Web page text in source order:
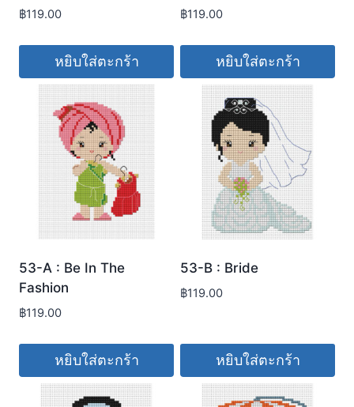
฿119.00
หยิบใส่ตะกร้า
฿119.00
หยิบใส่ตะกร้า
53-A : Be In The
Fashion
฿119.00
หยิบใส่ตะกร้า
53-B : Bride
฿119.00
หยิบใส่ตะกร้า